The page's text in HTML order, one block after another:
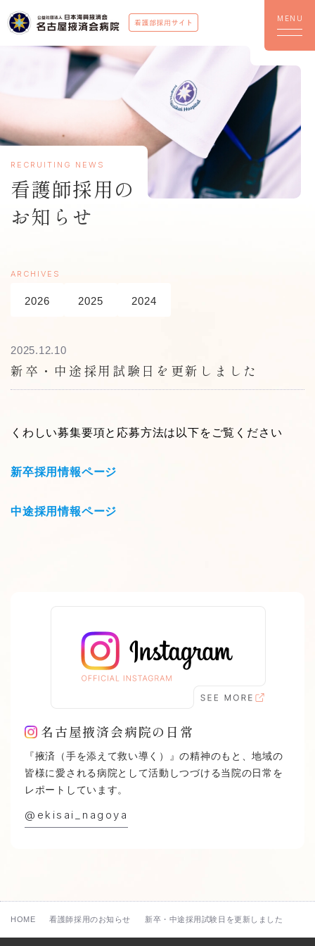
RECRUITING NEWS
看護師採用の
お知らせ
ARCHIVES
2026 2025 2024
2025.12.10
新卒・中途採用試験日を更新しました
くわしい募集要項と応募方法は以下をご覧ください
新卒採用情報ページ
中途採用情報ページ
名古屋掖済会病院の日常
『掖済（手を添えて救い導く）』の精神のもと、地域の
皆様に愛される病院として活動しつづける当院の日常を
レポートしています。
@ekisai_nagoya
HOME 看護師採用のお知らせ 新卒・中途採用試験日を更新しました